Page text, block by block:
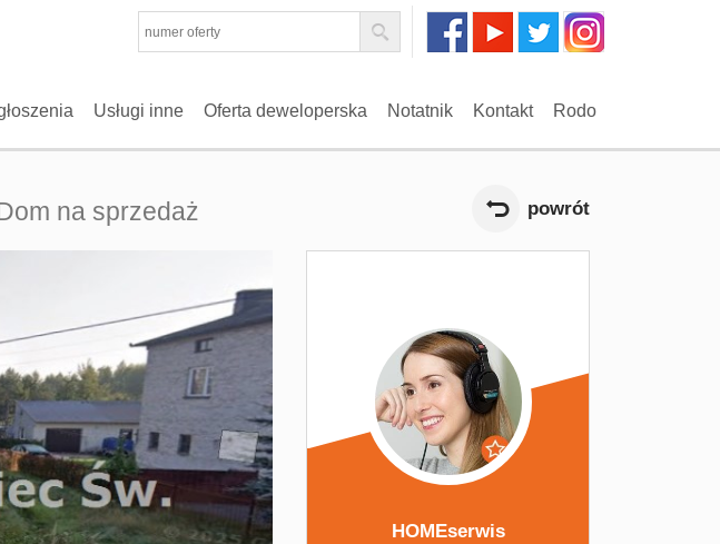
Usługi inne Oferta deweloperska Notatnik Kontakt Rodo
na sprzedaż powrót
HOMEserwis